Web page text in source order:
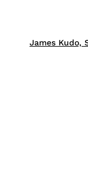
James Kudo,